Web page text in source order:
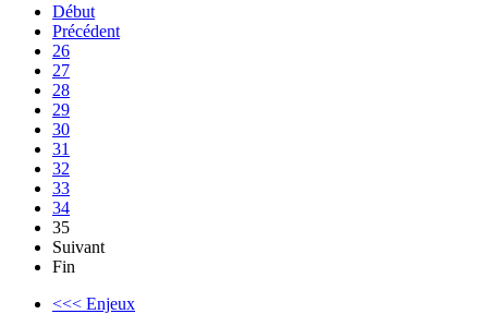
Début
Précédent
26
27
28
29
30
31
32
33
34
35
Suivant
Fin
<<< Enjeux